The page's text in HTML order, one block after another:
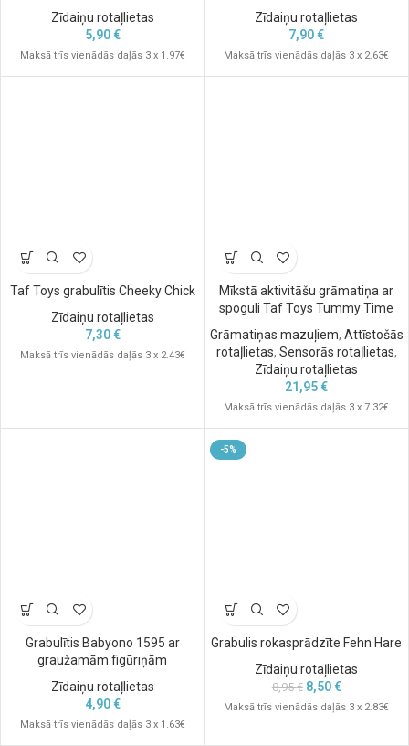
Zīdaiņu rotaļlietas
5,90€
Maksā trīs vienādās daļās 3 x 1.97€
Zīdaiņu rotaļlietas
7,90€
Maksā trīs vienādās daļās 3 x 2.63€
Taf Toys grabulītis Cheeky Chick
Zīdaiņu rotaļlietas
7,30€
Maksā trīs vienādās daļās 3 x 2.43€
Mīkstā aktivitāšu grāmatiņa ar
spoguli Taf Toys Tummy Time
Grāmatiņas mazuļiem, Attīstošās
rotaļlietas, Sensorās rotaļlietas,
Zīdaiņu rotaļlietas
21,95€
Maksā trīs vienādās daļās 3 x 7.32€
Grabulītis Babyono 1595 ar
graužamām figūriņām
Zīdaiņu rotaļlietas
4,90€
Maksā trīs vienādās daļās 3 x 1.63€
-5%
Grabulis rokasprādzīte Fehn Hare
Zīdaiņu rotaļlietas
8,95€ 8,50€
Maksā trīs vienādās daļās 3 x 2.83€